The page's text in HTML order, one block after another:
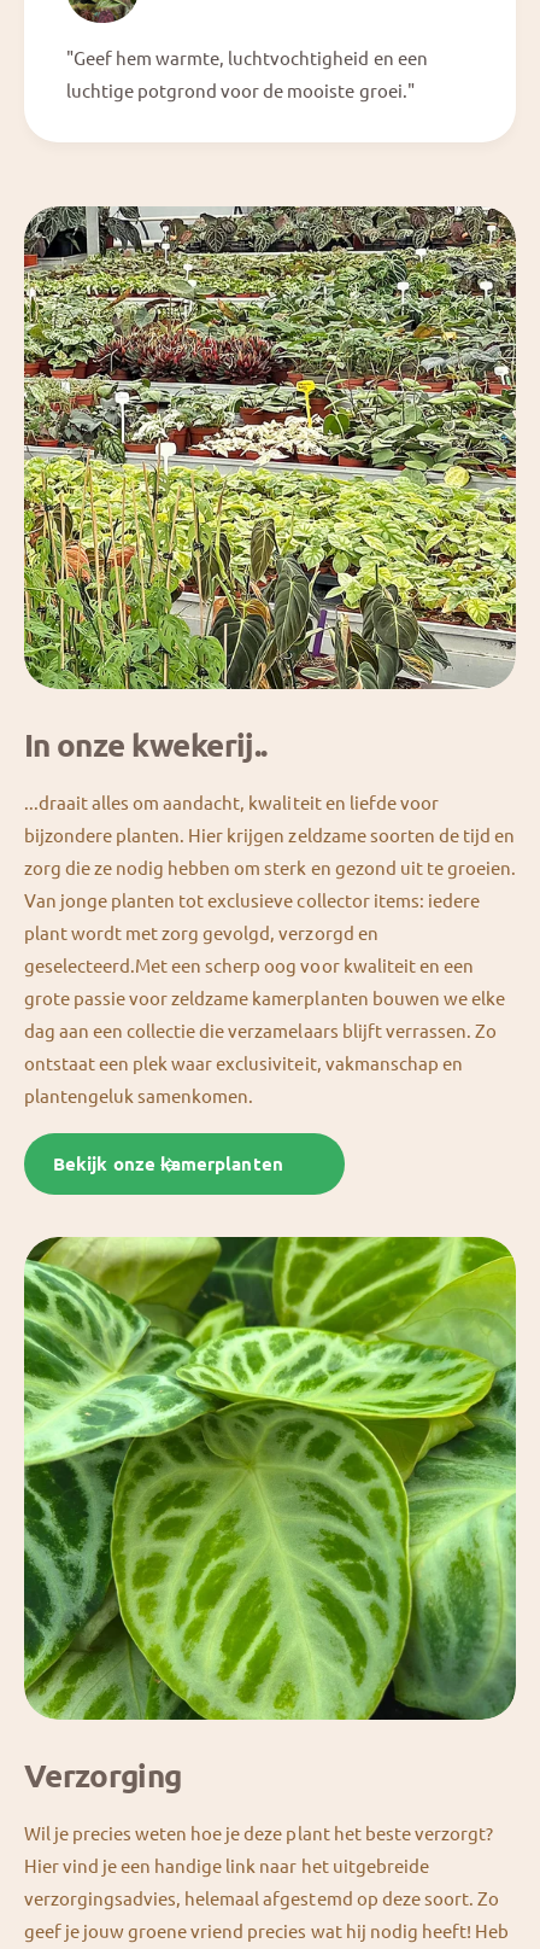
"Geef hem warmte, luchtvochtigheid en een
luchtige potgrond voor de mooiste groei."
In onze kwekerij..
...draait alles om aandacht, kwaliteit en liefde voor
bijzondere planten. Hier krijgen zeldzame soorten de tijd en
zorg die ze nodig hebben om sterk en gezond uit te groeien.
Van jonge planten tot exclusieve collector items: iedere
plant wordt met zorg gevolgd, verzorgd en
geselecteerd.Met een scherp oog voor kwaliteit en een
grote passie voor zeldzame kamerplanten bouwen we elke
dag aan een collectie die verzamelaars blijft verrassen. Zo
ontstaat een plek waar exclusiviteit, vakmanschap en
plantengeluk samenkomen.
Bekijk onze kamerplanten
Verzorging
Wil je precies weten hoe je deze plant het beste verzorgt?
Hier vind je een handige link naar het uitgebreide
verzorgingsadvies, helemaal afgestemd op deze soort. Zo
geef je jouw groene vriend precies wat hij nodig heeft! Heb